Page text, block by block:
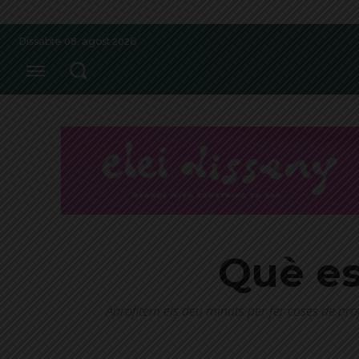
Dissabte 08, agost 2026
Què
Aprofitem els deu minuts per fer coses de